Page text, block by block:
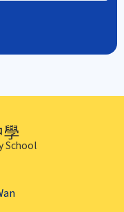
School